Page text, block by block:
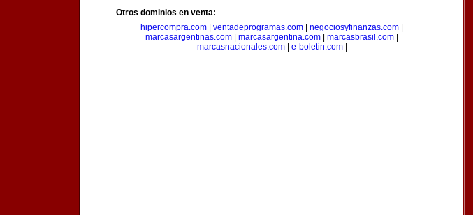
Otros dominios en venta:
hipercompra.com
ventadeprogramas.com negociosyfinanzas.com
marcasargentinas.com
marcasargentina.com marcasbrasil.com
marcasnacionales.com| e-boletin.com|